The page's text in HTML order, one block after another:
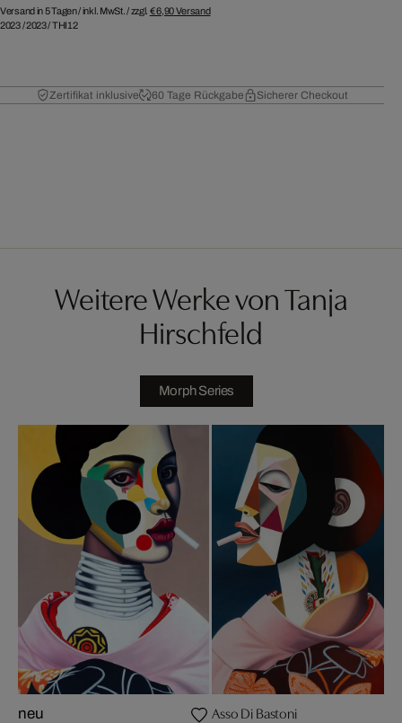
Versand in 5 Tagen /inkl. MwSt. / zzgl. € 6,90Versand
2023/2023/THI12
Zertifikat inklusive 60 Tage Rückgabe Sicherer Checkout
Weitere Werke von Tanja
Hirschfeld
Morph Series
neu Asso Di Bastoni